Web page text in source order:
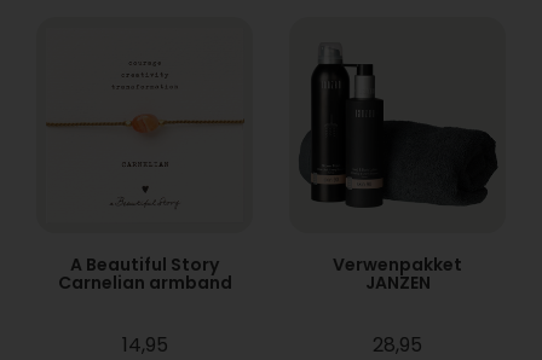
A Beautiful Story
Carnelian armband
14,95
Verwenpakket
JANZEN
28,95